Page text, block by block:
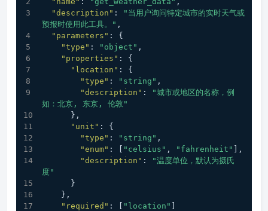
"description" :
"当用户询问特定城市的实时天气或
预报时使用此工具。" ,
"parameters" :
{
"type" : "object" ,
"properties" :
{
"location" :
{
"type" : "string" ,
"description" :
"城市或地区的名称，例
如：北京, 东京, 伦敦"
} ,
"unit" :
{
"type" : "string" ,
"enum" : "celsius" , "fahrenheit"
,
"description" :
"温度单位，默认为摄氏
度"
}
} ,
"required" : "location"